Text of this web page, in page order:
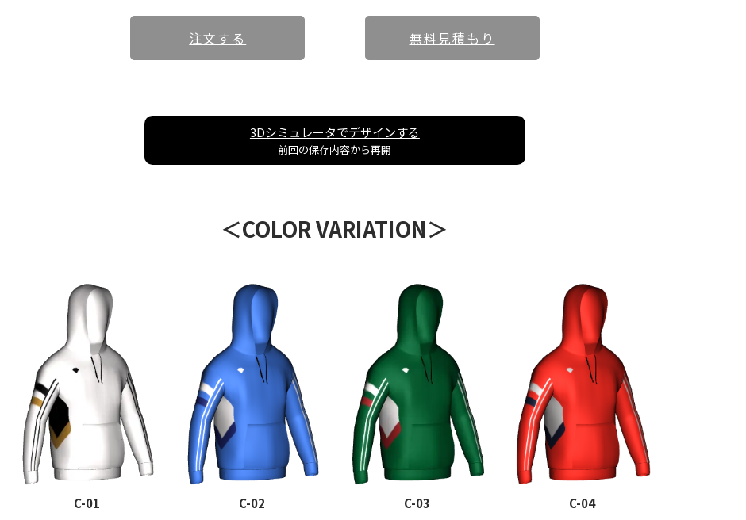
注文する 無料見積もり
3Dシミュレータでデザインする
前回の保存内容から再開
＜COLOR VARIATION＞
C-01 C-02 C-03 C-04
にあたり商談・打合せはもちろんの事、サンプルの確認も 可能ですので、この機会にぜひご利用
名古屋（栄） 大阪（心斎橋） 福岡（天神）
「打ち合わせをしたいが遠方なのでできない」「直
に沿えますようにオンラインショールームを開設し
・木・金・土
■休業日：水・日・祝
～18：00
・木・金・土
■休業日：水・日・祝
～18：00
050-3095-5681
ド生地
close
らの追加注文や、現在注文中の商品の変更や確認ができます。
見積もりや、注文への申し込みも可能です。
close
いた基本情報の確認・変更が可能です。
いた連絡先情報の確認・変更が可能です。
らの追加注文や、現在注文中の商品の変更や確認ができます。
見積もりや、注文への申し込みも可能です。
close
、よく使う送付先情報を送付先リストに登録することができます。
10件まで登録が可能です。
close
ログアウトが可能です。
close
退会手続きが可能です。
close